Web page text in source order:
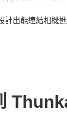
計出能連結相機